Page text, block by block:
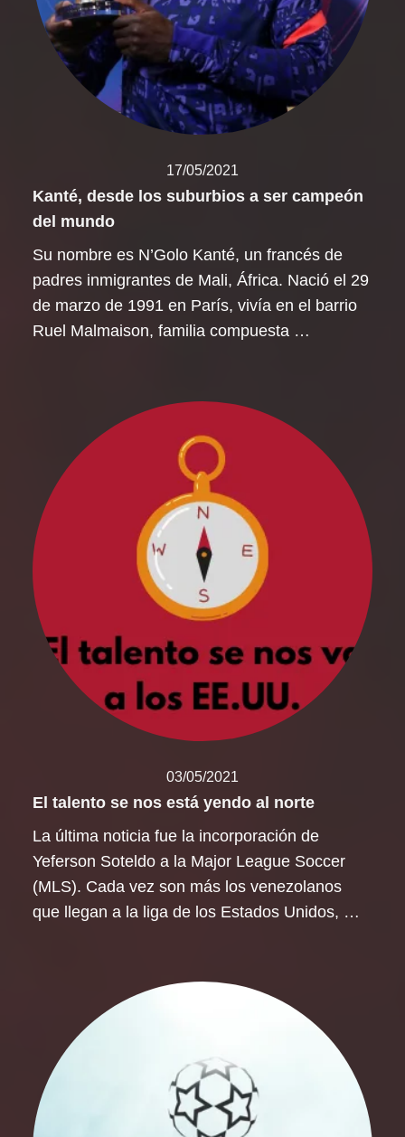
17/05/2021
Kanté, desde los suburbios a ser campeón
del mundo
Su nombre es N’Golo Kanté, un francés de
padres inmigrantes de Mali, África. Nació el 29
de marzo de 1991 en París, vivía en el barrio
Ruel Malmaison, familia compuesta …
03/05/2021
El talento se nos está yendo al norte
La última noticia fue la incorporación de
Yeferson Soteldo a la Major League Soccer
(MLS). Cada vez son más los venezolanos
que llegan a la liga de los Estados Unidos, …